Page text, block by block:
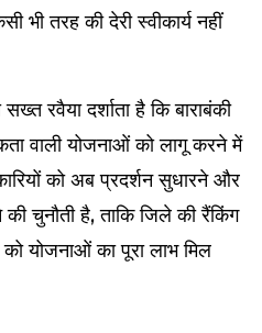
भी तरह की देरी स्वीकार्य नहीं
रवैया दर्शाता है कि बाराबंकी
वाली योजनाओं को लागू करने में
को अब प्रदर्शन सुधारने और
चुनौती है, ताकि जिले की रैंकिंग
को योजनाओं का पूरा लाभ मिल